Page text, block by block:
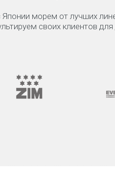
морем от лучших
своих клиентов